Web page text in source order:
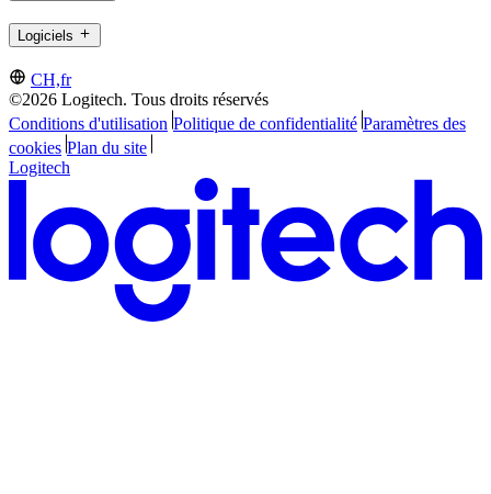
Logiciels
CH,fr
©2026 Logitech. Tous droits réservés
Conditions d'utilisation Politique de confidentialité Paramètres des
cookies Plan du site
Logitech